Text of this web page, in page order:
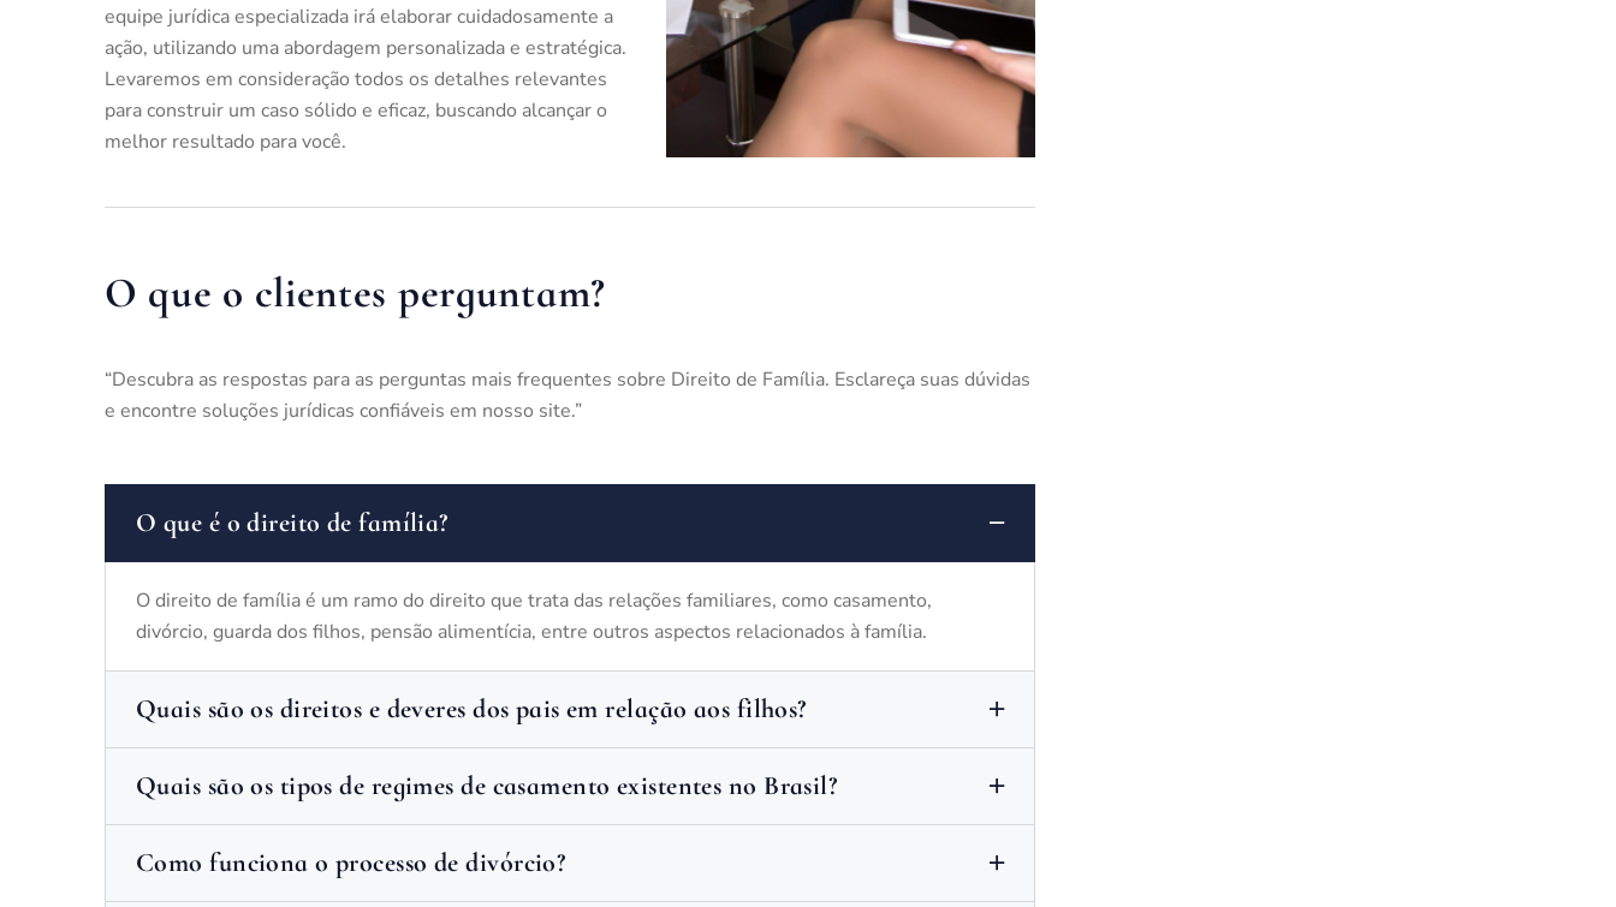
equipe jurídica especializada irá elaborar cuidadosamente a
ação, utilizando uma abordagem personalizada e estratégica.
Levaremos em consideração todos os detalhes relevantes
para construir um caso sólido e eficaz, buscando alcançar o
melhor resultado para você.
O que o clientes perguntam?
“Descubra as respostas para as perguntas mais frequentes sobre Direito de Família. Esclareça suas dúvidas
e encontre soluções jurídicas confiáveis em nosso site.”
O que é o direito de família?
O direito de família é um ramo do direito que trata das relações familiares, como casamento,
divórcio, guarda dos filhos, pensão alimentícia, entre outros aspectos relacionados à família.
Quais são os direitos e deveres dos pais em relação aos filhos?
Quais são os tipos de regimes de casamento existentes no Brasil?
Como funciona o processo de divórcio?